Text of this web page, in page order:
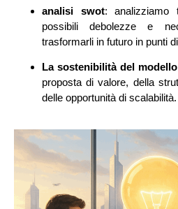
analisi swot: analizziamo
possibili debolezze e
trasformarli in futuro in punti
La sostenibilità del
proposta di valore, della
delle opportunità di scalabilità.